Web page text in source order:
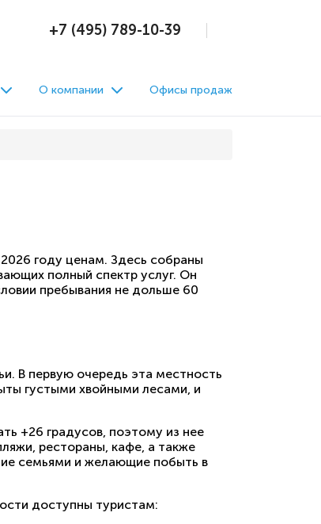
+7 (495) 789-10-39
О компании Офисы продаж
году ценам. Здесь собраны
полный спектр услуг. Он
пребывания не дольше 60
В первую очередь эта местность
густыми хвойными лесами, и
+26 градусов, поэтому из нее
рестораны, кафе, а также
семьями и желающие побыть в
доступны туристам: